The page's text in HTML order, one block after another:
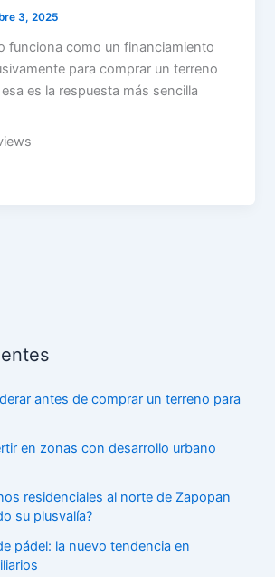
3, 2025
funciona como un financiamiento
para comprar un terreno
es la respuesta más sencilla
antes de comprar un terreno para
en zonas con desarrollo urbano
residenciales al norte de Zapopan
su plusvalía?
pádel: la nuevo tendencia en